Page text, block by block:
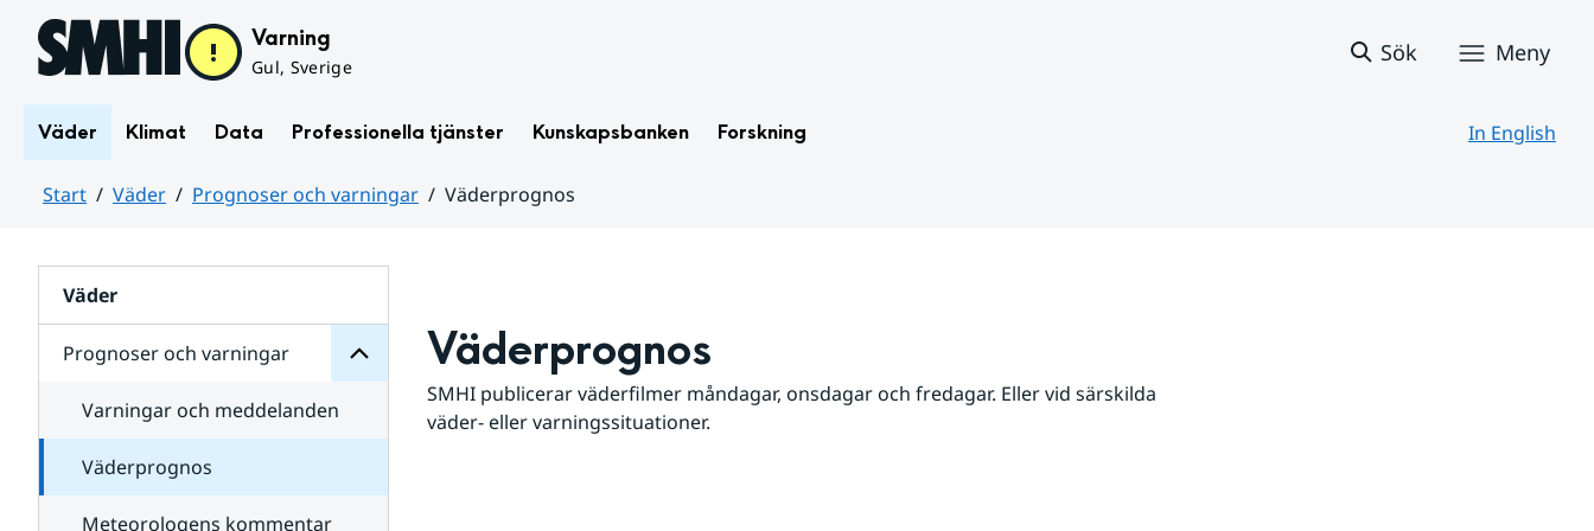
Hoppa till sidans innehåll Varning
Gul, Sverige
Sök Meny
Väder Klimat Data Professionella tjänster Kunskapsbanken Forskning In English
Start Väder Prognoser och varningar
Väderprognos
Väder
Prognoser och varningar
för
varningar
Varningar och meddelanden
Väderprognos
Meteorologens kommentar
Väderprognos
SMHI publicerar väderfilmer måndagar, onsdagar och fredagar. Eller vid särskilda
väder- eller varningssituationer.